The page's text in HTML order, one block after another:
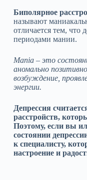
Биполярное
называют
отличается тем, что
периодами мании.
Mania – это
аномально
возбуждение,
энергии.
Депрессия
расстройств,
Поэтому, если вы
состоянии
к специалисту,
настроение и